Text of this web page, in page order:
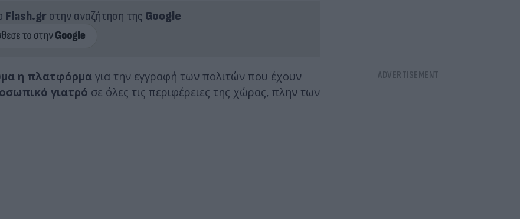
Flash.grστην αναζήτηση της Google
η πλατφόρμα για την εγγραφή των πολιτών που έχουν
γιατρό σε όλες τις περιφέρειες της χώρας, πλην των